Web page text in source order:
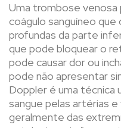
Uma trombose venosa
coágulo sanguíneo
profundas da parte
que pode bloquear o
pode causar dor ou
pode não apresentar
Doppler é uma técnica
sangue pelas artérias
geralmente das